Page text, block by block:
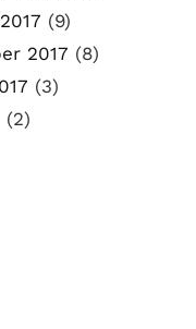
(9)
2017 (8)
(3)
(2)
der Woche Viele
persönliche
spezielle Fragen
dich bis jetzt